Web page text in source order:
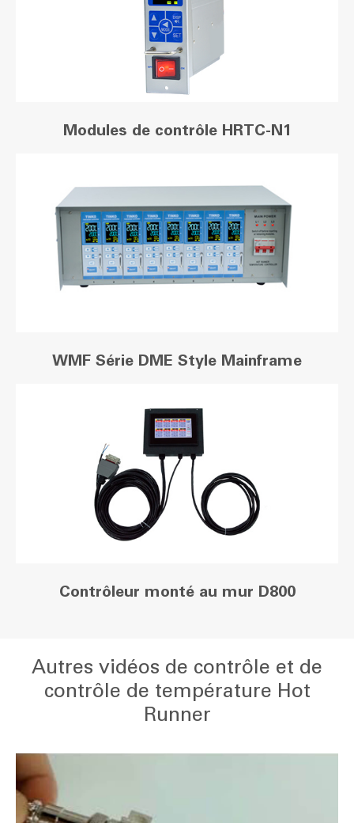
Modules de contrôle HRTC-N1
WMF Série DME Style Mainframe
Contrôleur monté au mur D800
Autres vidéos de contrôle et de
contrôle de température Hot
Runner